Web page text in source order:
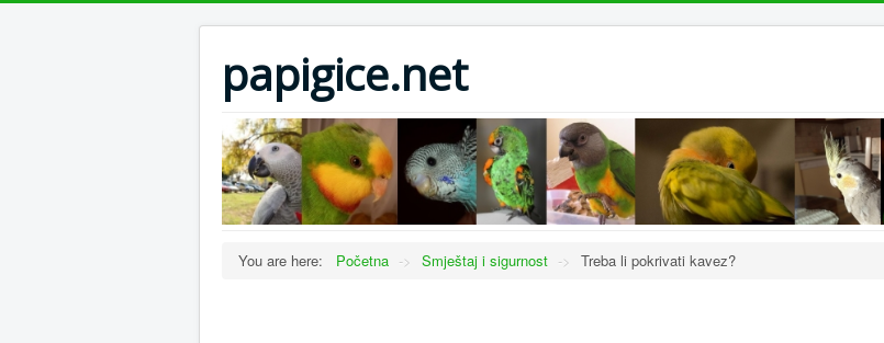
papigice.net
You are here: Početna -> Smještaj i sigurnost -> Treba li pokrivati kavez?